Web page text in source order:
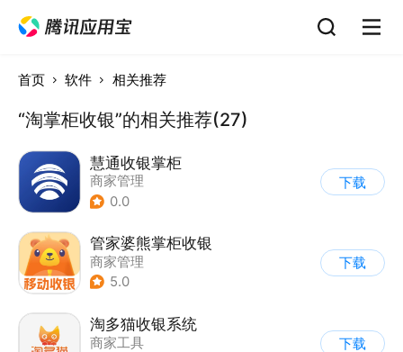
首页 软件 相关推荐
“淘掌柜收银”的相关推荐(27)
慧通收银掌柜
商家管理
0.0
下载
管家婆熊掌柜收银
商家管理
5.0
下载
淘多猫收银系统
商家工具
下载